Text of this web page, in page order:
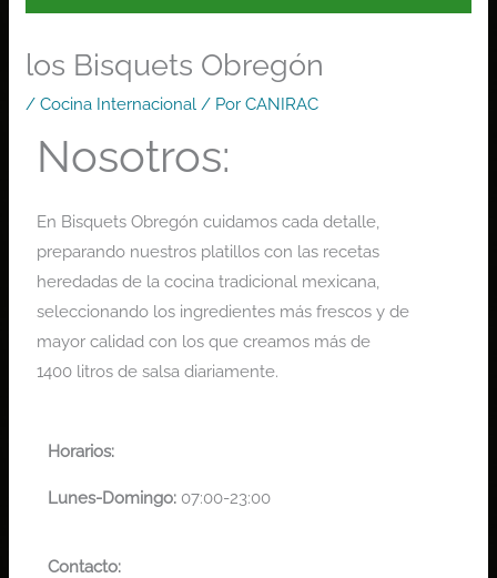
los Bisquets Obregón
/Cocina Internacional / PorCANIRAC
Nosotros:
En Bisquets Obregón cuidamos cada detalle,
preparando nuestros platillos con las recetas
heredadas de la cocina tradicional mexicana,
seleccionando los ingredientes más frescos y de
mayor calidad con los que creamos más de
1400 litros de salsa diariamente.
Horarios:
Lunes-Domingo: 07:00-23:00
Contacto: